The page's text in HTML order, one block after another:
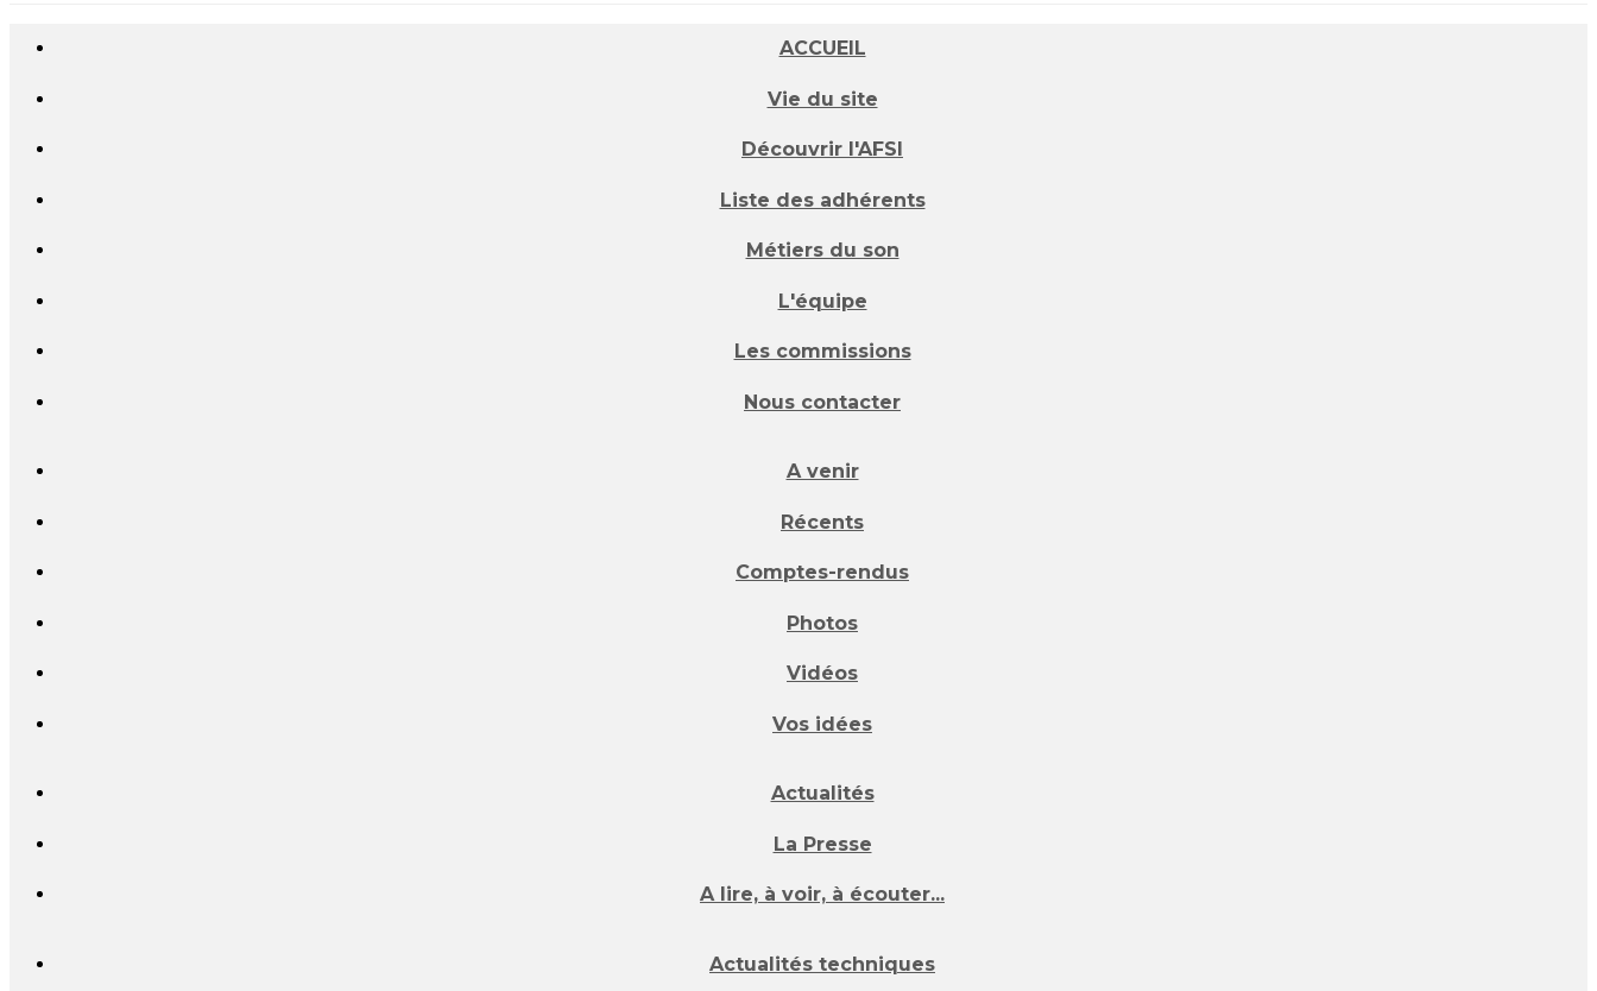
ACCUEIL
Vie du site
Découvrir l'AFSI
Liste des adhérents
Métiers du son
L'équipe
Les commissions
Nous contacter
A venir
Récents
Comptes-rendus
Photos
Vidéos
Vos idées
Actualités
La Presse
A lire, à voir, à écouter...
Actualités techniques